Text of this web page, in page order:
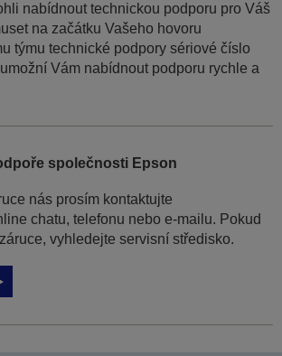
nabídnout technickou podporu pro Váš
na začátku Vašeho hovoru
týmu technické podpory sériové číslo
Vám nabídnout podporu rychle a
společnosti Epson
nás prosím kontaktujte
chatu, telefonu nebo e-mailu. Pokud
vyhledejte servisní středisko.